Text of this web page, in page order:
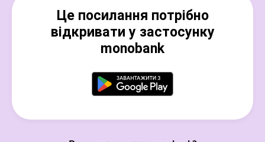
Це посилання потрібно
відкривати у застосунку
monobank